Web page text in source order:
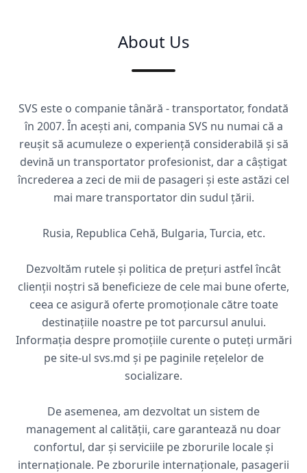
About Us
SVS este o companie tânără - transportator, fondată
în 2007. În acești ani, compania SVS nu numai că a
reușit să acumuleze o experiență considerabilă și să
devină un transportator profesionist, dar a câștigat
încrederea a zeci de mii de pasageri și este astăzi cel
mai mare transportator din sudul țării.
Rusia, Republica Cehă, Bulgaria, Turcia, etc.
Dezvoltăm rutele și politica de prețuri astfel încât
clienții noștri să beneficieze de cele mai bune oferte,
ceea ce asigură oferte promoționale către toate
destinațiile noastre pe tot parcursul anului.
Informația despre promoțiile curente o puteți urmări
pe site-ul svs.md și pe paginile rețelelor de
socializare.
De asemenea, am dezvoltat un sistem de
management al calității, care garantează nu doar
confortul, dar și serviciile pe zborurile locale și
internaționale. Pe zborurile internaționale, pasagerii